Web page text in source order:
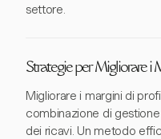
settore.
Strategie per Migliorare i
Migliorare i margini di
combinazione di
dei ricavi. Un metodo